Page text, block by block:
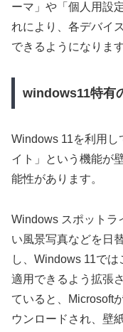
ーマ」や「個人用設
れにより、各デバイ
できるようになります
windows11特有
Windows 11を利用し
イト」という機能が
能性があります。
Windows スポットラ
い風景写真などを日
し、Windows 11で
適用できるよう拡張
ていると、Microsoft
ウンロードされ、壁